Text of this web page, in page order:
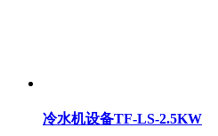
冷水机设备TF-LS-2.5KW